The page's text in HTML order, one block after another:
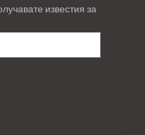
известия за